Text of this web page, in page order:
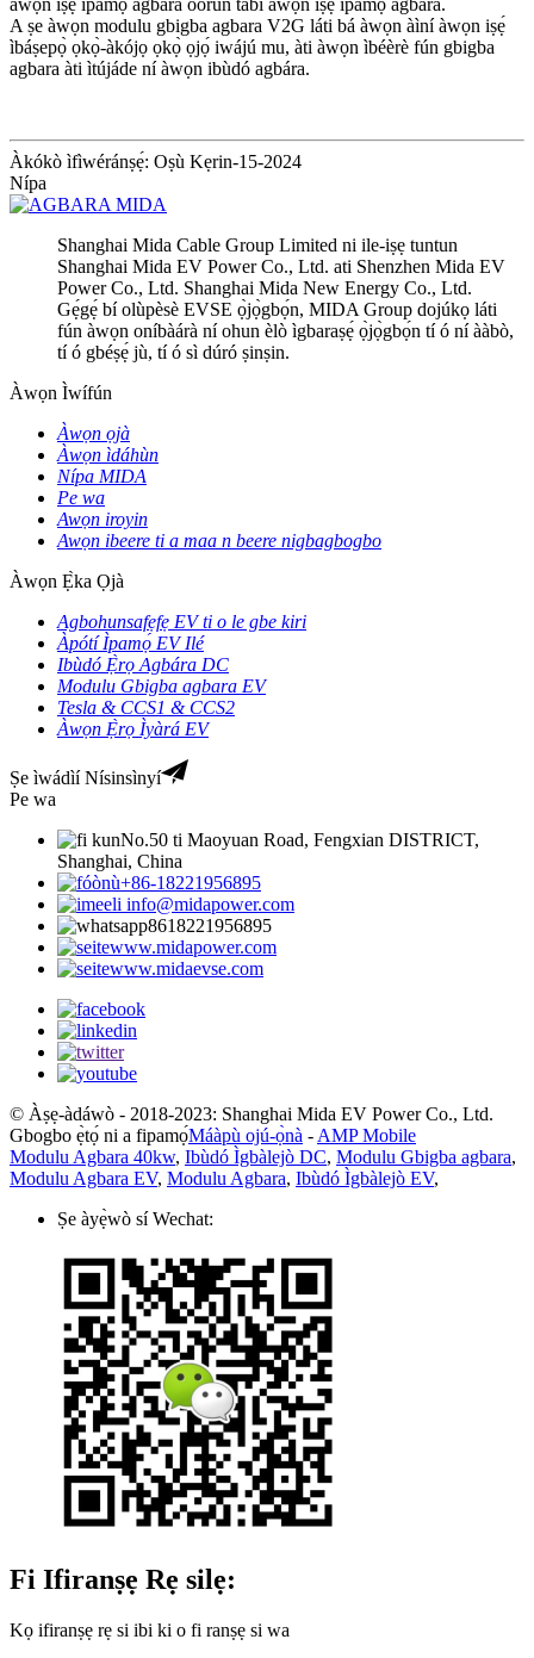
A ṣe àwọn modulu gbigba agbara V2G láti bá àwọn àìní àwọn iṣẹ́
ìbáṣepọ̀ ọkọ̀-àkójọ ọkọ̀ ọjọ́ iwájú mu, àti àwọn ìbéèrè fún gbigba
agbara àti ìtújáde ní àwọn ibùdó agbára.
Àkókò ìfìwéránṣẹ́: Oṣù Kẹrin-15-2024
Nípa
Shanghai Mida Cable Group Limited ni ile-iṣẹ tuntun
Shanghai Mida EV Power Co., Ltd. ati Shenzhen Mida EV
Power Co., Ltd. Shanghai Mida New Energy Co., Ltd.
Gẹ́gẹ́ bí olùpèsè EVSE ọ̀jọ̀gbọ́n, MIDA Group dojúkọ láti
fún àwọn oníbàárà ní ohun èlò ìgbaraṣẹ́ ọ̀jọ̀gbọ́n tí ó ní ààbò,
tí ó gbéṣẹ́ jù, tí ó sì dúró ṣinṣin.
Àwọn Ìwífún
Àwọn ọjà
Àwọn ìdáhùn
Nípa MIDA
Pe wa
Awọn iroyin
Awọn ibeere ti a maa n beere nigbagbogbo
Àwọn Ẹ̀ka Ọjà
Agbohunsafẹfẹ EV ti o le gbe kiri
Àpótí Ìpamọ́ EV Ilé
Ibùdó Ẹ̀rọ Agbára DC
Modulu Gbigba agbara EV
Tesla & CCS1 & CCS2
Àwọn Ẹ̀rọ Ìyàrá EV
Ṣe ìwádìí Nísinsìnyí
Pe wa
No.50 ti Maoyuan Road, Fengxian DISTRICT,
Shanghai, China
+86-18221956895
info@midapower.com
8618221956895
www.midapower.com
www.midaevse.com
© Àṣẹ-àdáwò - 2018-2023: Shanghai Mida EV Power Co., Ltd.
Gbogbo ẹ̀tọ́ ni a fipamọ́Máàpù ojú-ọ̀nà - AMP Mobile
Modulu Agbara 40kw, Ibùdó Ìgbàlejò DC, Modulu Gbigba agbara,
Modulu Agbara EV, Modulu Agbara, Ibùdó Ìgbàlejò EV,
Ṣe àyẹ̀wò sí Wechat:
Fi Ifiranṣẹ Rẹ silẹ:
Kọ ifiranṣẹ rẹ si ibi ki o fi ranṣẹ si wa